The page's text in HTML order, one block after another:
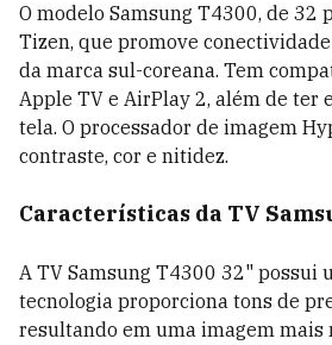
O modelo Samsung T4300, de 32
Tizen, que promove
da marca sul-coreana. Tem
Apple TV e AirPlay 2, além de ter
tela. O processador de imagem
contraste, cor e nitidez.
Características da TV
A TV Samsung T4300 32" possui
tecnologia proporciona tons de
resultando em uma imagem mais